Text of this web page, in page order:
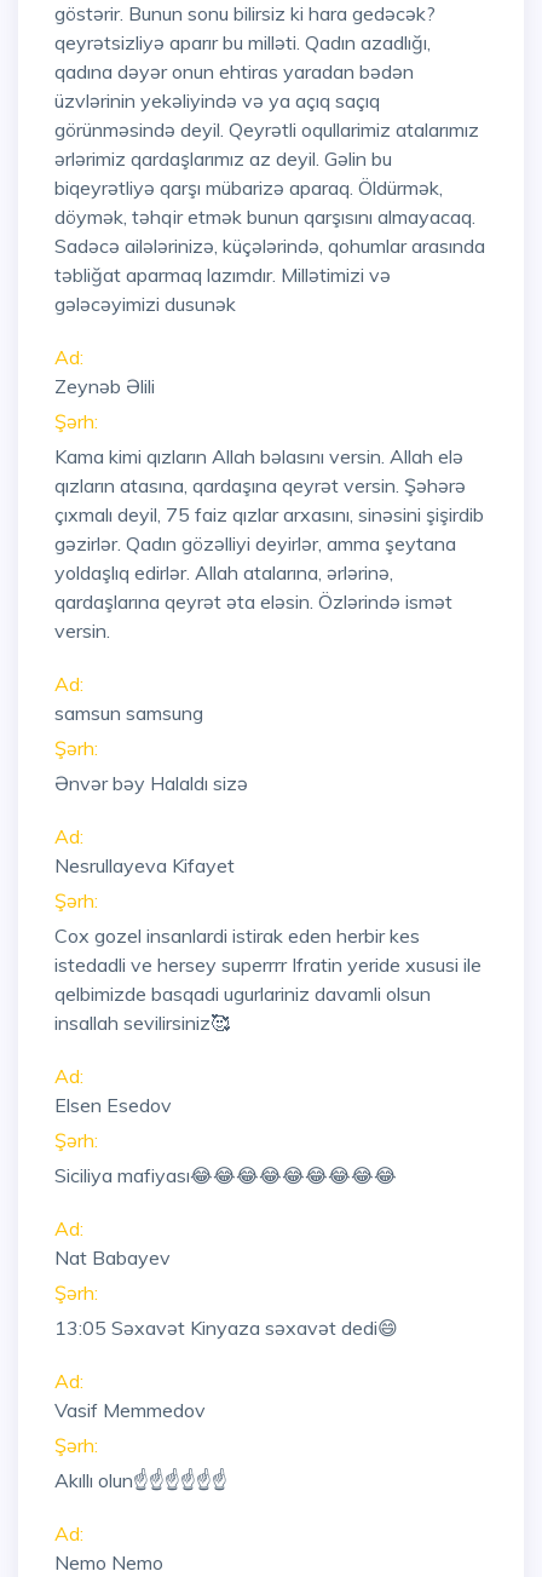
göstərir. Bunun sonu bilirsiz ki hara gedəcək?
qeyrətsizliyə aparır bu milləti. Qadın azadlığı,
qadına dəyər onun ehtiras yaradan bədən
üzvlərinin yekəliyində və ya açıq saçıq
görünməsində deyil. Qeyrətli oqullarimiz atalarımız
ərlərimiz qardaşlarımız az deyil. Gəlin bu
biqeyrətliyə qarşı mübarizə aparaq. Öldürmək,
döymək, təhqir etmək bunun qarşısını almayacaq.
Sadəcə ailələrinizə, küçələrində, qohumlar arasında
təbliğat aparmaq lazımdır. Millətimizi və
gələcəyimizi dusunək
Ad:
Zeynəb Əlili
Şərh:
Kama kimi qızların Allah bəlasını versin. Allah elə
qızların atasına, qardaşına qeyrət versin. Şəhərə
çıxmalı deyil, 75 faiz qızlar arxasını, sinəsini şişirdib
gəzirlər. Qadın gözəlliyi deyirlər, amma şeytana
yoldaşlıq edirlər. Allah atalarına, ərlərinə,
qardaşlarına qeyrət əta eləsin. Özlərində ismət
versin.
Ad:
samsun samsung
Şərh:
Ənvər bəy Halaldı sizə
Ad:
Nesrullayeva Kifayet
Şərh:
Cox gozel insanlardi istirak eden herbir kes
istedadli ve hersey superrrr Ifratin yeride xususi ile
qelbimizde basqadi ugurlariniz davamli olsun
insallah sevilirsiniz🥰
Ad:
Elsen Esedov
Şərh:
Siciliya mafiyası😂😂😂😂😂😂😂😂😂
Ad:
Nat Babayev
Şərh:
13:05 Səxavət Kinyaza səxavət dedi😄
Ad:
Vasif Memmedov
Şərh:
Akıllı olun☝☝☝☝☝☝
Ad:
Nemo Nemo